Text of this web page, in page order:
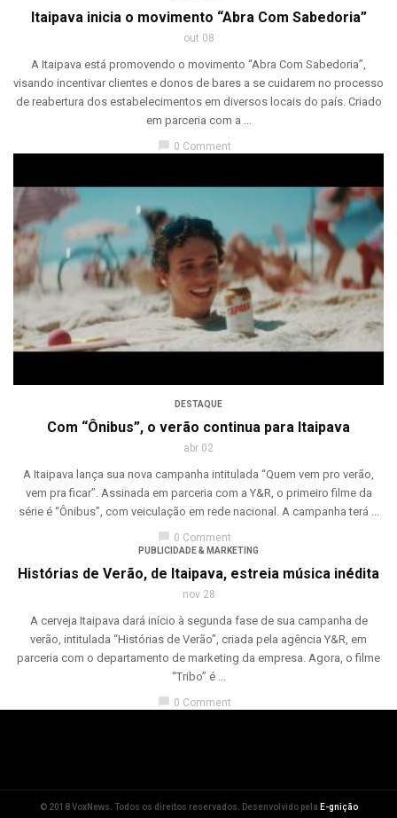
Itaipava inicia o movimento “Abra Com Sabedoria”
out 08
A Itaipava está promovendo o movimento “Abra Com Sabedoria”,
visando incentivar clientes e donos de bares a se cuidarem no processo
de reabertura dos estabelecimentos em diversos locais do país. Criado
em parceria com a ...
0 Comment
DESTAQUE
Com “Ônibus”, o verão continua para Itaipava
abr 02
A Itaipava lança sua nova campanha intitulada “Quem vem pro verão,
vem pra ficar”. Assinada em parceria com a Y&R, o primeiro filme da
série é “Ônibus”, com veiculação em rede nacional. A campanha terá ...
chat_bubble 0 Comment
PUBLICIDADE & MARKETING
Histórias de Verão, de Itaipava, estreia música inédita
nov 28
A cerveja Itaipava dará início à segunda fase de sua campanha de
verão, intitulada “Histórias de Verão”, criada pela agência Y&R, em
parceria com o departamento de marketing da empresa. Agora, o filme
“Tribo” é ...
chat_bubble 0 Comment
© 2018 VoxNews. Todos os direitos reservados. Desenvolvido pela E-gnição